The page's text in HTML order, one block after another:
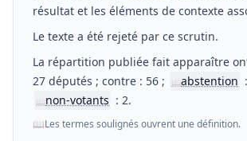
résultat et les éléments de contexte
Le texte a été rejeté par ce scrutin.
La répartition publiée fait apparaître
27 députés ; contre : 56 ;
📖abstention
📖non-votants : 2.
📖Les termes soulignés ouvrent une définition.